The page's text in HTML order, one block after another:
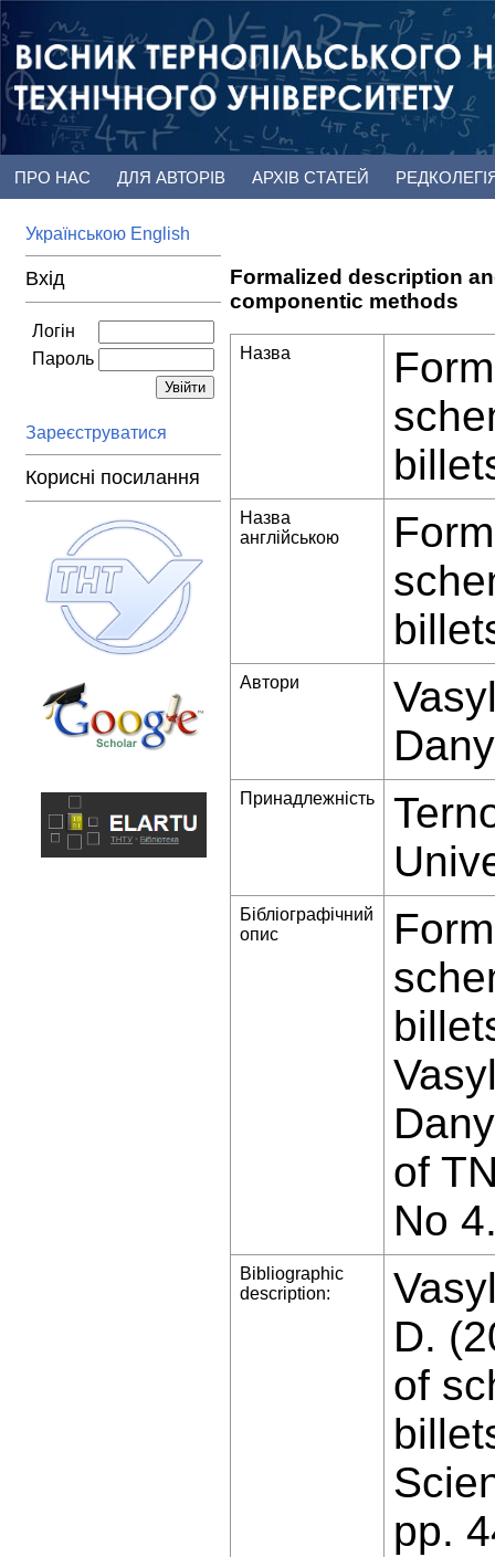
ПРО НАС ДЛЯ АВТОРІВ АРХІВ СТАТЕЙ
Українською English
Вхід
Логін
Пароль
Зареєструватися
Корисні посилання
Formalized description
componentic methods
Назва
Назва
англійською
Автори
Принадлежність
Бібліографічний
опис
of
No
Bibliographic
description:
D.
of
pp.